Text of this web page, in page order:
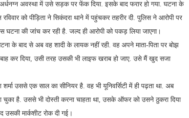
अवस्था में उसे सड़क पर फेंक दिया. इसके बाद फरार हो गया. घटना के
को पीड़िता ने सिकंदरा थाने में पहुंचकर तहरीर दी. पुलिस ने आरोपी पर
घटना की जांच कर रही है. जल्द ही आरोपी को पकड़ लिया जाएगा।
के बाद से अब वह शादी के लायक नहीं रही. वह अपने माता-पिता पर बोझ
कर दिया, उसी तरह उसकी भी लाइफ खराब हो जाए. उसे मैं खुद सजा
उससे एक साल का सीनियर है. वह भी यूनिवर्सिटी में ही पढ़ता था. अब
है. उससे भी दोस्ती करना चाहता था, उसके ऑफर को उसने ठुकरा दिया
मार्कशीट रोक दी गई।